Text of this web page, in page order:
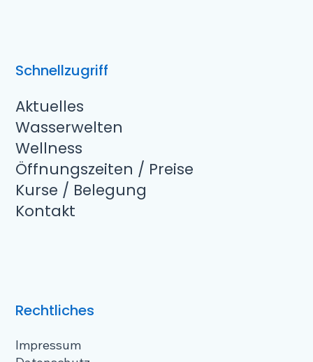
Schnellzugriff
Aktuelles
Wasserwelten
Wellness
Öffnungszeiten / Preise
Kurse / Belegung
Kontakt
Rechtliches
Impressum